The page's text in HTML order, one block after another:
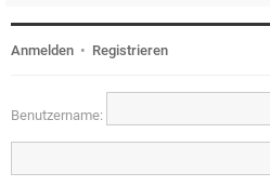
Anmelden • Registrieren
Benutzername: